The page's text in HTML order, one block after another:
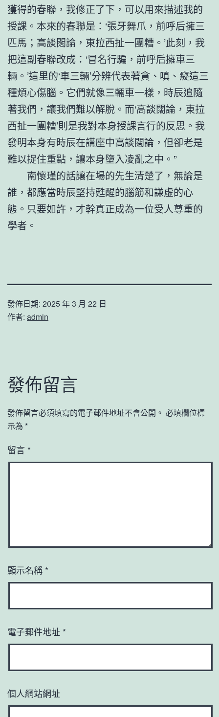
獲得的春聯，我修正了下，可以用來描述我的
授課。本來的春聯是：‘張牙舞爪，前呼后擁三
匹馬；高談闊論，東拉西扯一團糟。’此刻，我
把這副春聯改成：‘冒名行騙，前呼后擁車三
輛。’這里的‘車三輛’分辨代表著貪、嗔、癡這三
種煩心傷腦。它們就像三輛車一樣，時辰追隨
著我們，讓我們難以解脫。而‘高談闊論，東拉
西扯一團糟’則是我對本身授課言行的反思。我
發明本身有時辰在講座中高談闊論，但卻老是
難以捉住重點，讓本身墮入凌亂之中。”
南懷瑾的話讓在場的先生清楚了，無論是
誰，都應當時辰堅持甦醒的腦筋和謙虛的心
態。只要如許，才幹真正成為一位受人尊重的
學者。
發佈日期: 2025 年 3 月 22 日
作者: admin
發佈留言
發佈留言必須填寫的電子郵件地址不會公開。 必填欄位標
示為 *
留言 *
顯示名稱 *
電子郵件地址 *
個人網站網址